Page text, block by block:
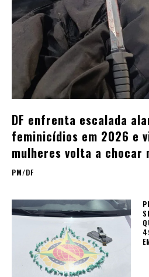
DF enfrenta escalada
feminicídios em 2026 e
mulheres volta a chocar
PM/DF